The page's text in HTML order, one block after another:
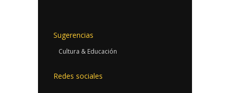
Sugerencias
Cultura & Educación
Redes sociales